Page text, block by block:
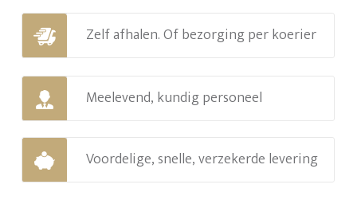
Zelf afhalen. Of bezorging per koerier
Meelevend, kundig personeel
Voordelige, snelle, verzekerde levering